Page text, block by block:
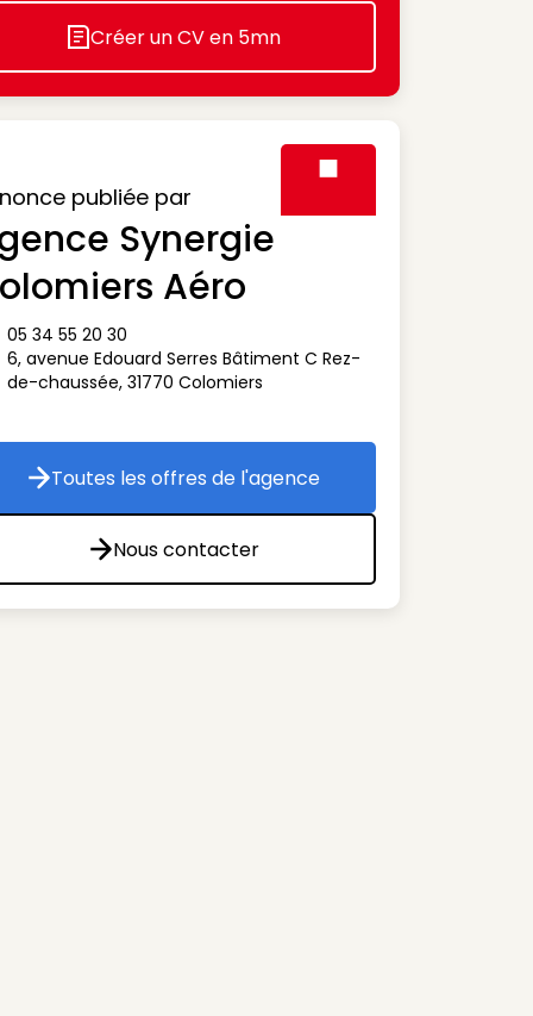
Icon decorative
Créer un CV en 5mn
publiée par
Synergie
Aéro
téléphone
05 34 55 20 30
adresse
6, avenue Edouard Serres Bâtiment C Rez-
de-chaussée, 31770 Colomiers
Toutes les offres de l'agence
Toutes les offres de l'agence
Nous contacter
Nous contacter